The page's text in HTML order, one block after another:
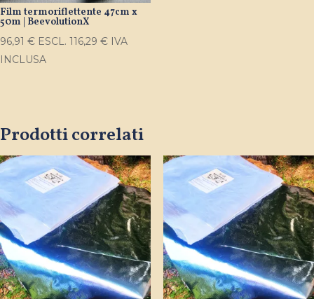
Film termoriflettente 47cm x
50m | BeevolutionX
96,91 € ESCL. 116,29 € IVA
INCLUSA
Prodotti correlati